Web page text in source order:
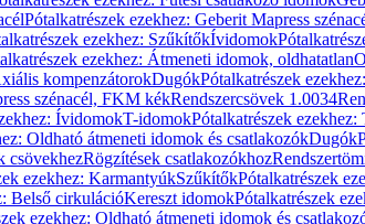
Pótalkatrészek ezekhez: Geberit Mapress
ezekhez: SzűkítőkÍvidomok
ezekhez: Átmeneti idomok, oldhatatlan
kompenzátorokDugókPótalkatrészek
szénacél, FKM kékRendszercsövek 1.0034
ÍvidomokT-idomokPótalkatrészek
Oldható átmeneti idomok és csatlakozókDugók
csövekhezRögzítések csatlakozókhoz
ezekhez: KarmantyúkSzűkítőkPótalkatrészek
Belső cirkulációKereszt idomokPótalkatrészek
ezekhez: Oldható átmeneti idomok és